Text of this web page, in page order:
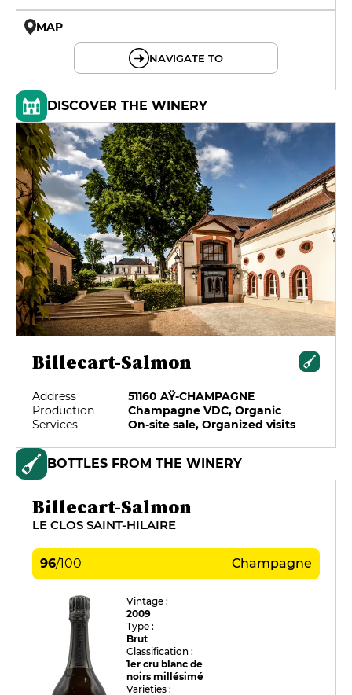
MAP
NAVIGATE TO
DISCOVER THE WINERY
Billecart-Salmon
Address
51160 AŸ-CHAMPAGNE
Production
Champagne VDC, Organic
Services
On-site sale, Organized visits
BOTTLES FROM THE WINERY
Billecart-Salmon
LE CLOS SAINT-HILAIRE
96/100 Champagne
Vintage :
2009
Type :
Brut
Classification :
1er cru blanc de
noirs millésimé
Varieties :